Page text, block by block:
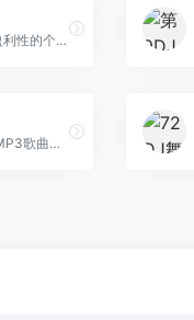
清音陋屋属于非盈利性的个人纯音乐分享网站，主要为喜欢轻音乐、纯音乐的朋友创建，其主要内容为忧伤轻音乐、影视配乐、忧伤散文，清音陋屋网站创建总结为“用耳聆听，用心感受”。
时代音乐网,提供MP3歌曲免费下载,歌曲下载,在线试听流行歌曲和好听的歌,经典老歌大全,伤感歌曲,非主流音乐,好听的英文歌曲,儿童歌曲,网络歌曲,最新歌曲下载, 下歌曲听音乐,在线听歌曲尽在时代音乐网。